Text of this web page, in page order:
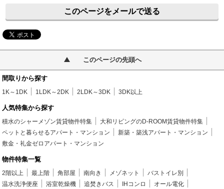
このページをメールで送る
このページの先頭へ
間取りから探す
1K～1DK 1LDK～2DK 2LDK～3DK 3DK以上
人気特集から探す
積水のシャーメゾン賃貸物件特集
大和リビングのD-ROOM賃貸物件特集
ペットと暮らせるアパート・マンション
新築・築浅アパート・マンション
敷金・礼金ゼロアパート・マンション
物件特集一覧
2階以上 最上階 角部屋 南向き メゾネット
バストイレ別
温水洗浄便座
浴室乾燥機 追焚きバス IHコンロ
オール電化